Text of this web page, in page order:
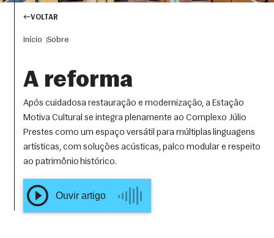
VOLTAR
Início Sobre
A reforma
Após cuidadosa restauração e modernização, a Estação
Motiva Cultural se integra plenamente ao Complexo Júlio
Prestes como um espaço versátil para múltiplas linguagens
artísticas, com soluções acústicas, palco modular e respeito
ao patrimônio histórico.
OUVIR ARTIGO COMPARTILHAR